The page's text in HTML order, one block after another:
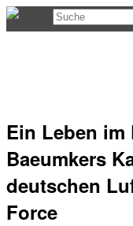
Ein Leben
Baeumkers
deutschen
Force